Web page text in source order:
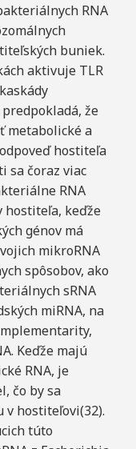
RNA
buniek.
aktivuje TLR
že
metabolické a
hostiteľa
sa čoraz viac
RNA
hostiteľa, keďže
génov má
mikroRNA
spôsobov, ako
sRNA
miRNA, na
Keďže majú
RNA, je
čo by sa
v hostiteľovi(32).
túto